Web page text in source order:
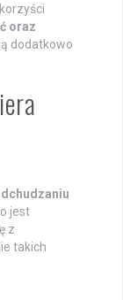
oraz
dodatkowo
jest
z
takich